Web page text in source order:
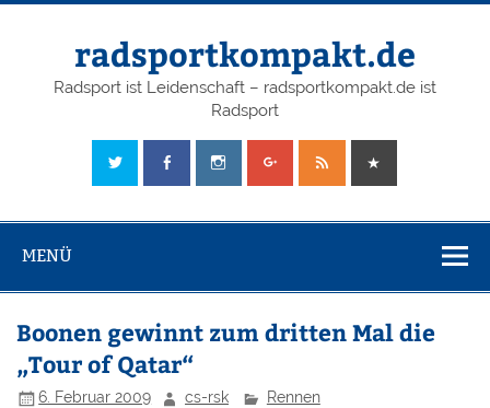
radsportkompakt.de
Radsport ist Leidenschaft – radsportkompakt.de ist
Radsport
MENÜ
Boonen gewinnt zum dritten Mal die
„Tour of Qatar“
6. Februar 2009 cs-rsk Rennen